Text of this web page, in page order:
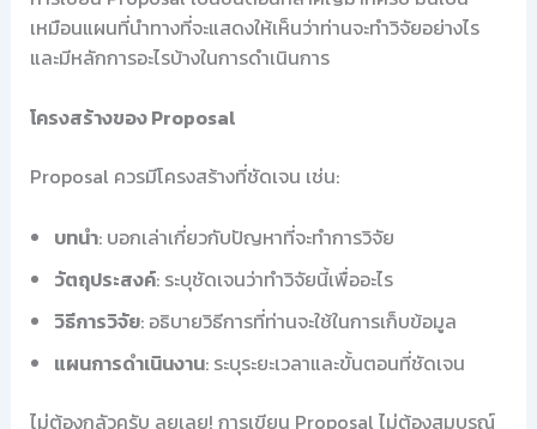
เหมือนแผนที่นำทางที่จะแสดงให้เห็นว่าท่านจะทำวิจัยอย่างไร
และมีหลักการอะไรบ้างในการดำเนินการ
โครงสร้างของ Proposal
Proposal ควรมีโครงสร้างที่ชัดเจน เช่น:
บทนำ: บอกเล่าเกี่ยวกับปัญหาที่จะทำการวิจัย
วัตถุประสงค์: ระบุชัดเจนว่าทำวิจัยนี้เพื่ออะไร
วิธีการวิจัย: อธิบายวิธีการที่ท่านจะใช้ในการเก็บข้อมูล
แผนการดำเนินงาน: ระบุระยะเวลาและขั้นตอนที่ชัดเจน
ไม่ต้องกลัวครับ ลุยเลย! การเขียน Proposal ไม่ต้องสมบูรณ์